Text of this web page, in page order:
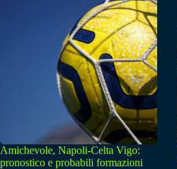
Amichevole, Napoli-Celta Vigo:
pronostico e probabili formazioni